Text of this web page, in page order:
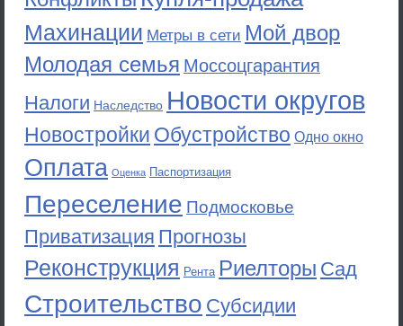
Махинации Метры в сети Мой двор
Молодая семья Моссоцгарантия
Налоги Наследство Новости округов
Новостройки Обустройство Одно окно
Оплата Оценка Паспортизация
Переселение Подмосковье
Приватизация Прогнозы
Реконструкция Рента Риелторы Сад
Строительство Субсидии